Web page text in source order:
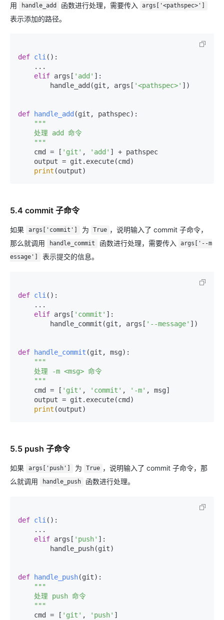
用
handle_add 函数进行处理，需要传入 args['<pathspec>']
表示添加的路径。
def cli ():
elif args[ 'add' ]:
        handle_add(git, args[
'<pathspec>' ])
def handle_add (git, pathspec):
"""
    """
    cmd = [
'git' , 'add' ] + pathspec
print (output)
5.4 commit 子命令
如果 args['commit'] 为 True ，说明输入了 commit 子命令，
那么就调用
handle_commit 函数进行处理，需要传入
args['--m
essage']
表示提交的信息。
def cli ():
elif args[ 'commit' ]:
        handle_commit(git, args[
'--message' ])
def handle_commit (git, msg):
"""
    """
    cmd = [
'git' , 'commit' , '-m' , msg]
print (output)
5.5 push 子命令
如果 args['push'] 为 True ，说明输入了 commit 子命令，那
么就调用
handle_push 函数进行处理。
def cli ():
elif args[ 'push' ]:
def handle_push(git):
"""
    """
    cmd = [
'git' , 'push' ]